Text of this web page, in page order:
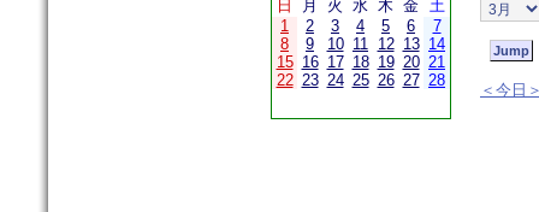
日 月 火 水 木 金 土
1
2 3 4 5 6
7
8
9 10 11 12 13 14
15 16 17 18 19 20 21
22 23 24 25 26 27 28
＜今日